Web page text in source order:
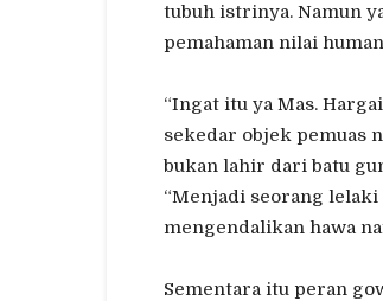
tubuh istrinya. Namun
pemahaman nilai
“Ingat itu ya Mas.
sekedar objek pemuas
bukan lahir dari batu
“Menjadi seorang
mengendalikan hawa
Sementara itu peran